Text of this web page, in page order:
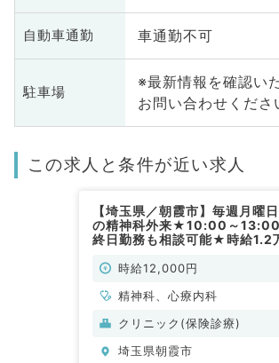
自動車通勤 車通勤不可
駐車場
※最新情報を確認い
お問い合わせくださ
この求人と条件が近い求人
【埼玉県／朝霞市】毎週月曜
の精神科外来★10:00～
終日勤務も相談可能★時給1.2
の先生も相談可能！（精神科／
時給12,000円
精神科、心療内科
クリニック(保険診療)
埼玉県朝霞市